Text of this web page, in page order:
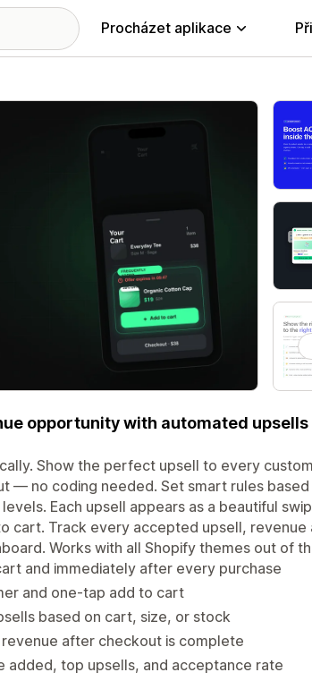
Procházet aplikace
opportunity with automated
Show the perfect upsell to every
— no coding needed. Set smart rules
Each upsell appears as a beautiful
cart. Track every accepted upsell, revenue
Works with all Shopify themes out of
and immediately after every purchase
and one-tap add to cart
based on cart, size, or stock
after checkout is complete
top upsells, and acceptance rate